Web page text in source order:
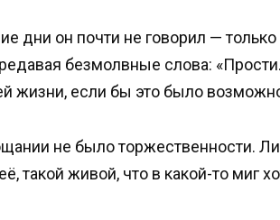
дни он почти не говорил —
безмолвные слова:
жизни, если бы это было
не было торжественности.
такой живой, что в какой-то миг